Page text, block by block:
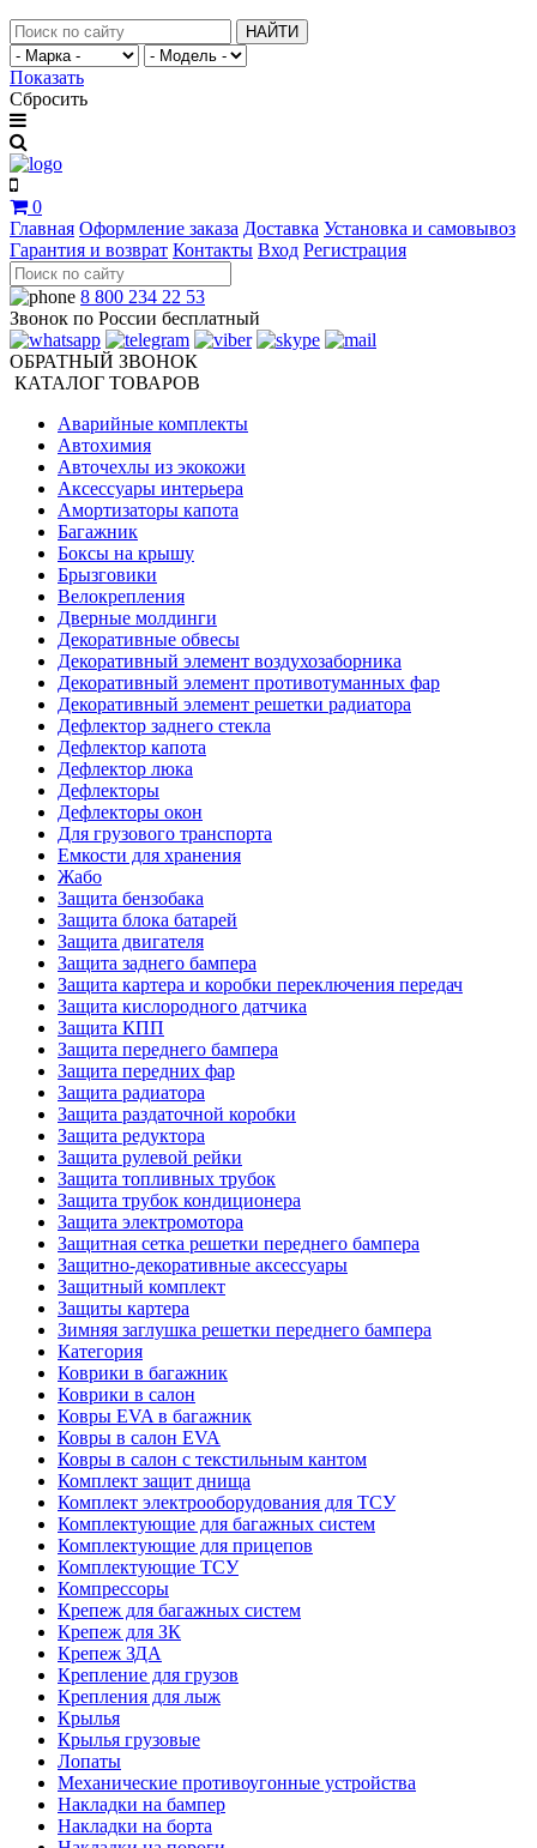
НАЙТИ
Показать
Сбросить
0
Главная Оформление заказа Доставка Установка и самовывоз
Гарантия и возврат Контакты Вход Регистрация
8 800 234 22 53
Звонок по России бесплатный
ОБРАТНЫЙ ЗВОНОК
КАТАЛОГ ТОВАРОВ
Аварийные комплекты
Автохимия
Авточехлы из экокожи
Аксессуары интерьера
Амортизаторы капота
Багажник
Боксы на крышу
Брызговики
Велокрепления
Дверные молдинги
Декоративные обвесы
Декоративный элемент воздухозаборника
Декоративный элемент противотуманных фар
Декоративный элемент решетки радиатора
Дефлектор заднего стекла
Дефлектор капота
Дефлектор люка
Дефлекторы
Дефлекторы окон
Для грузового транспорта
Емкости для хранения
Жабо
Защита бензобака
Защита блока батарей
Защита двигателя
Защита заднего бампера
Защита картера и коробки переключения передач
Защита кислородного датчика
Защита КПП
Защита переднего бампера
Защита передних фар
Защита радиатора
Защита раздаточной коробки
Защита редуктора
Защита рулевой рейки
Защита топливных трубок
Защита трубок кондиционера
Защита электромотора
Защитная сетка решетки переднего бампера
Защитно-декоративные аксессуары
Защитный комплект
Защиты картера
Зимняя заглушка решетки переднего бампера
Категория
Коврики в багажник
Коврики в салон
Ковры EVA в багажник
Ковры в салон EVA
Ковры в салон с текстильным кантом
Комплект защит днища
Комплект электрооборудования для ТСУ
Комплектующие для багажных систем
Комплектующие для прицепов
Комплектующие ТСУ
Компрессоры
Крепеж для багажных систем
Крепеж для ЗК
Крепеж ЗДА
Крепление для грузов
Крепления для лыж
Крылья
Крылья грузовые
Лопаты
Механические противоугонные устройства
Накладки на бампер
Накладки на борта